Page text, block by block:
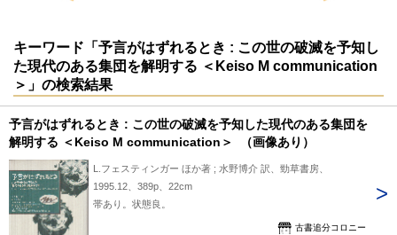
キーワード「予言がはずれるとき : この世の破滅を予知し
た現代のある集団を解明する ＜Keiso M communication
＞」の検索結果
予言がはずれるとき : この世の破滅を予知した現代のある集団を
解明する ＜Keiso M communication＞ （画像あり）
L.フェスティンガー ほか著 ; 水野博介 訳、勁草書房、
1995.12、389p、22cm
帯あり。状態良。
古書追分コロニー